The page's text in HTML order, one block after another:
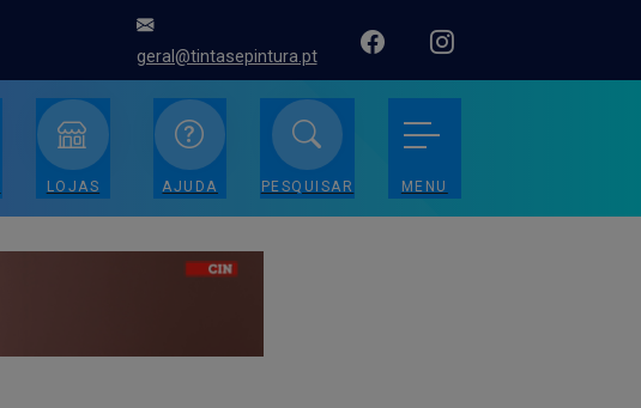
geral@tintasepintura.pt
LOJAS AJUDA PESQUISAR MENU